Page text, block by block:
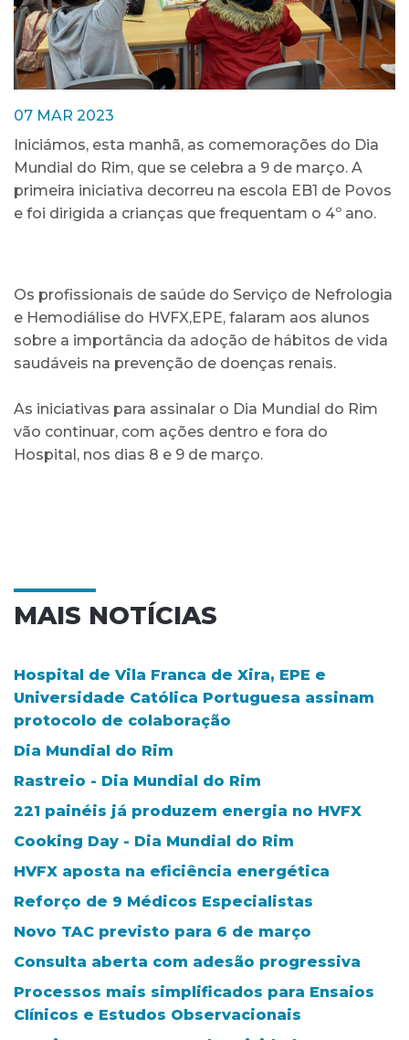
07 MAR 2023
Iniciámos, esta manhã, as comemorações do Dia
Mundial do Rim, que se celebra a 9 de março. A
primeira iniciativa decorreu na escola EB1 de Povos
e foi dirigida a crianças que frequentam o 4º ano.
Os profissionais de saúde do Serviço de Nefrologia
e Hemodiálise do HVFX,EPE, falaram aos alunos
sobre a importância da adoção de hábitos de vida
saudáveis na prevenção de doenças renais.
As iniciativas para assinalar o Dia Mundial do Rim
vão continuar, com ações dentro e fora do
Hospital, nos dias 8 e 9 de março.
MAIS NOTÍCIAS
Hospital de Vila Franca de Xira, EPE e
Universidade Católica Portuguesa assinam
protocolo de colaboração
Dia Mundial do Rim
Rastreio - Dia Mundial do Rim
221 painéis já produzem energia no HVFX
Cooking Day - Dia Mundial do Rim
HVFX aposta na eficiência energética
Reforço de 9 Médicos Especialistas
Novo TAC previsto para 6 de março
Consulta aberta com adesão progressiva
Processos mais simplificados para Ensaios
Clínicos e Estudos Observacionais